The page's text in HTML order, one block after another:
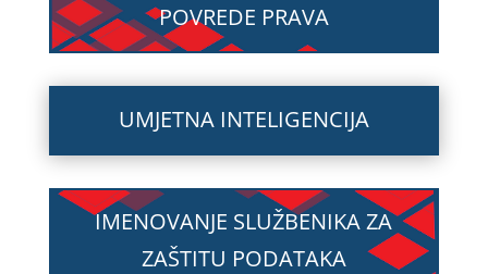
POVREDE PRAVA
UMJETNA INTELIGENCIJA
IMENOVANJE SLUŽBENIKA ZA
ZAŠTITU PODATAKA